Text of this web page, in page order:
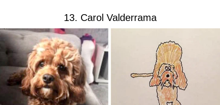
13. Carol Valderrama